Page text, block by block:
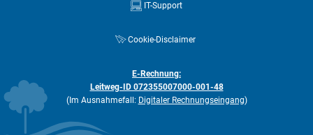
IT-Support
Cookie-Disclaimer
E-Rechnung:
Leitweg-ID 072355007000-001-48
(Im Ausnahmefall: Digitaler Rechnungseingang)